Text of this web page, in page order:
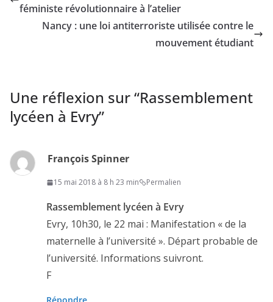
féministe révolutionnaire à l’atelier
Nancy : une loi antiterroriste utilisée contre le
mouvement étudiant
Une réflexion sur “Rassemblement
lycéen à Evry”
François Spinner
15 mai 2018 à 8 h 23 min Permalien
Rassemblement lycéen à Evry
Evry, 10h30, le 22 mai : Manifestation « de la
maternelle à l’université ». Départ probable de
l’université. Informations suivront.
F